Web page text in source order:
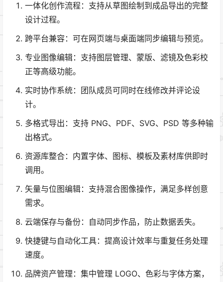
一体化创作流程：支持从草图绘制到成品导出的完整
设计过程。
跨平台兼容：可在网页端与桌面端同步编辑与预览。
专业图像编辑：支持图层管理、蒙版、滤镜及色彩校
正等高级功能。
实时协作系统：团队成员可同时在线修改并评论设
计。
多格式导出：支持 PNG、PDF、SVG、PSD 等多种输
出格式。
资源库整合：内置字体、图标、模板及素材库供即时
调用。
矢量与位图编辑：支持混合图像操作，满足多样创意
需求。
云端保存与备份：自动同步作品，防止数据丢失。
快捷键与自动化工具：提高设计效率与重复任务处理
速度。
品牌资产管理：集中管理 LOGO、色彩与字体方案，